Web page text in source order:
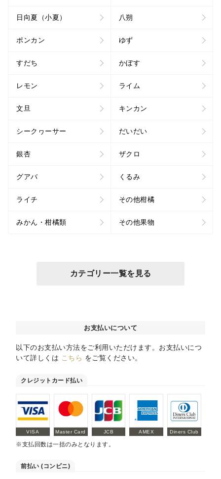
日向夏（小夏） 八朔
ポンカン ゆず
すだち かぼす
レモン ライム
文旦 キンカン
シークヮーサー だいだい
銀杏 ザクロ
グアバ くるみ
ライチ その他柑橘
みかん・柑橘類 その他果物
カテゴリー一覧を見る
お支払いについて
以下のお支払い方法をご利用いただけます。お支払いにつ
いて詳しくは こちら をご覧ください。
クレジットカード払い
VISA Master Card JCB AMEX Diners Club
※支払回数は一括のみとなります。
前払い (コンビニ)